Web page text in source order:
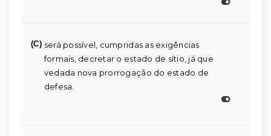
(C) será possível, cumpridas as exigências
formais, decretar o estado de sítio, já que
vedada nova prorrogação do estado de
defesa.